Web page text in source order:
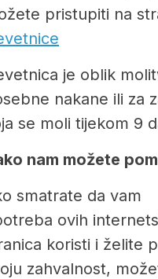
pristupiti na
je oblik
nakane ili za
se moli tijekom 9
nam možete
smatrate da vam
ovih
koristi i želite
zahvalnost,